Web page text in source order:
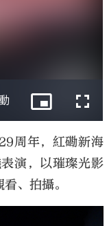
周年，紅磡新海
演，以璀璨光影
、拍攝。